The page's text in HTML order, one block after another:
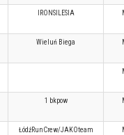
IRONSILESIA
Wieluń Biega
1 bkpow
ŁódźRunCrew/JAKOteam